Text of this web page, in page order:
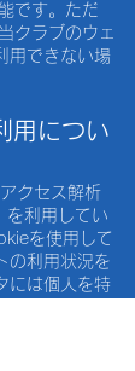
です。ただ
クラブのウェ
用できない場
用につい
クセス解析
利用してい
を使用して
の利用状況を
には個人を特